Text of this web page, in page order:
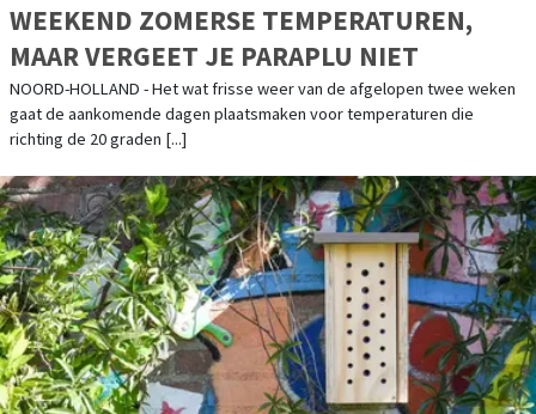
WEEKEND ZOMERSE TEMPERATUREN,
MAAR VERGEET JE PARAPLU NIET
NOORD-HOLLAND - Het wat frisse weer van de afgelopen twee weken
gaat de aankomende dagen plaatsmaken voor temperaturen die
richting de 20 graden [...]